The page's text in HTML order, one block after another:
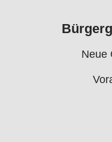
Neue